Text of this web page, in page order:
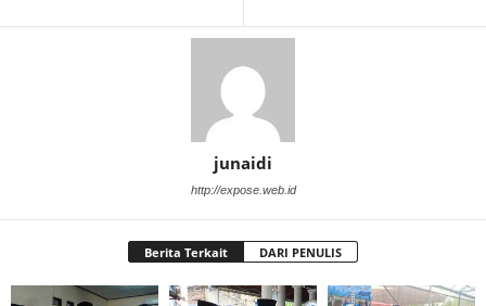
junaidi
http://expose.web.id
Berita Terkait DARI PENULIS